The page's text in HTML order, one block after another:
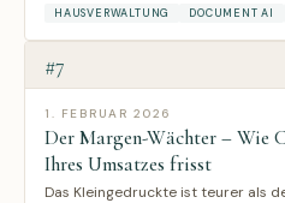
HAUSVERWALTUNG DOCUMENT AI
#7
1. FEBRUAR 2026
Der Margen-Wächter – Wie
Ihres Umsatzes frisst
Das Kleingedruckte ist teurer als